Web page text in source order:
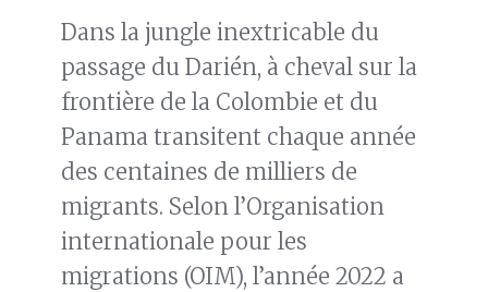
Dans la jungle inextricable du
passage du Darién, à cheval sur la
frontière de la Colombie et du
Panama transitent chaque année
des centaines de milliers de
migrants. Selon l’Organisation
internationale pour les
migrations (OIM), l’année 2022 a